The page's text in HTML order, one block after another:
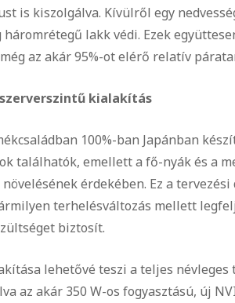
is kiszolgálva. Kívülről egy
háromrétegű lakk védi. Ezek
az akár 95%-ot elérő relatív
kialakítás
100%-ban Japánban
találhatók, emellett a fő-nyák és a
érdekében. Ez a
terhelésváltozás mellett
biztosít.
lehetővé teszi a teljes
az akár 350 W-os fogyasztású, új